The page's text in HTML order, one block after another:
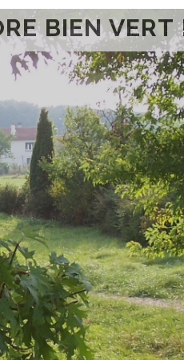
BIEN